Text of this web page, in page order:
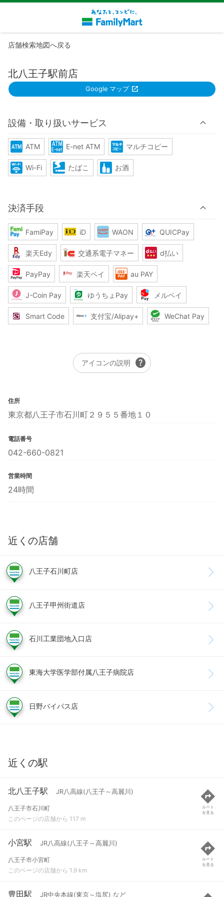
店舗検索地図へ戻る
北八王子駅前店
Google マップ
設備・取り扱いサービス
ATM E-net ATM マルチコピー
Wi-Fi たばこ お酒
決済手段
FamiPay iD WAON QUICPay
楽天Edy 交通系電子マネー d払い
PayPay 楽天ペイ au PAY
J-Coin Pay ゆうちょPay メルペイ
Smart Code 支付宝/Alipay+ WeChat Pay
アイコンの説明 help
住所
東京都八王子市石川町２９５５番地１０
電話番号
042-660-0821
営業時間
24時間
近くの店舗
八王子石川町店
八王子甲州街道店
石川工業団地入口店
東海大学医学部付属八王子病院店
日野バイパス店
近くの駅
北八王子駅 JR八高線(八王子～高麗川)
八王子市石川町
このページの店舗から 117 m
ルート
を見る
小宮駅 JR八高線(八王子～高麗川)
八王子市小宮町
このページの店舗から 1.9 km
ルート
を見る
豊田駅 JR中央本線(東京～塩尻) など